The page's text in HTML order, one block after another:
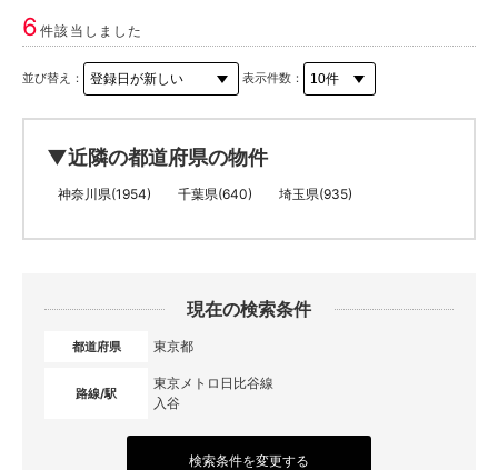
6件該当しました
並び替え： 表示件数：
▼近隣の都道府県の物件
神奈川県(1954) 千葉県(640) 埼玉県(935)
現在の検索条件
都道府県 東京都
路線/駅
東京メトロ日比谷線
入谷
検索条件を変更する